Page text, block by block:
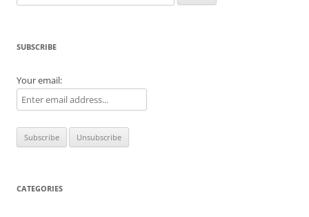
for:
SUBSCRIBE
Your email:
CATEGORIES